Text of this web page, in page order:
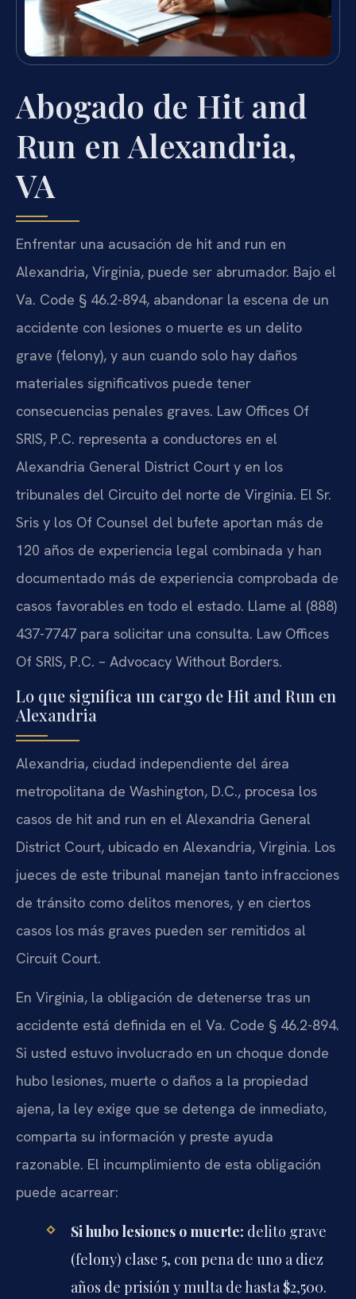
Abogado de Hit and
Run en Alexandria,
VA
Enfrentar una acusación de hit and run en
Alexandria, Virginia, puede ser abrumador. Bajo el
Va. Code § 46.2-894, abandonar la escena de un
accidente con lesiones o muerte es un delito
grave (felony), y aun cuando solo hay daños
materiales significativos puede tener
consecuencias penales graves. Law Offices Of
SRIS, P.C. representa a conductores en el
Alexandria General District Court y en los
tribunales del Circuito del norte de Virginia. El Sr.
Sris y los Of Counsel del bufete aportan más de
120 años de experiencia legal combinada y han
documentado más de experiencia comprobada de
casos favorables en todo el estado. Llame al (888)
437-7747 para solicitar una consulta. Law Offices
Of SRIS, P.C. – Advocacy Without Borders.
Lo que significa un cargo de Hit and Run en
Alexandria
Alexandria, ciudad independiente del área
metropolitana de Washington, D.C., procesa los
casos de hit and run en el Alexandria General
District Court, ubicado en Alexandria, Virginia. Los
jueces de este tribunal manejan tanto infracciones
de tránsito como delitos menores, y en ciertos
casos los más graves pueden ser remitidos al
Circuit Court.
En Virginia, la obligación de detenerse tras un
accidente está definida en el Va. Code § 46.2-894.
Si usted estuvo involucrado en un choque donde
hubo lesiones, muerte o daños a la propiedad
ajena, la ley exige que se detenga de inmediato,
comparta su información y preste ayuda
razonable. El incumplimiento de esta obligación
puede acarrear:
Si hubo lesiones o muerte: delito grave
(felony) clase 5, con pena de uno a diez
años de prisión y multa de hasta $2,500.